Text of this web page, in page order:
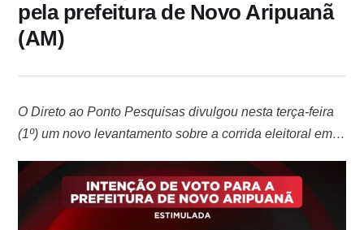
pela prefeitura de Novo Aripuanã
(AM)
O Direto ao Ponto Pesquisas divulgou nesta terça-feira
(1º) um novo levantamento sobre a corrida eleitoral em
Raiz (União Brasil) lidera com uma boa margem de
diferença nas intenções de voto. Na projeção dos votos
válidos, Raiz aparece com 50,5%, seguido por